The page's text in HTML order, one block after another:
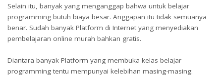
Selain itu, banyak yang menganggap bahwa untuk belajar
programming butuh biaya besar. Anggapan itu tidak semuanya
benar. Sudah banyak Platform di Internet yang menyediakan
pembelajaran online murah bahkan gratis.
Diantara banyak Platform yang membuka kelas belajar
programming tentu mempunyai kelebihan masing-masing.